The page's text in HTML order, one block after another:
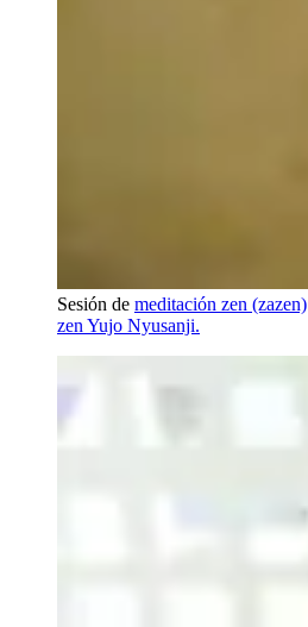
Sesión de meditación zen (zazen)
zen Yujo Nyusanji.